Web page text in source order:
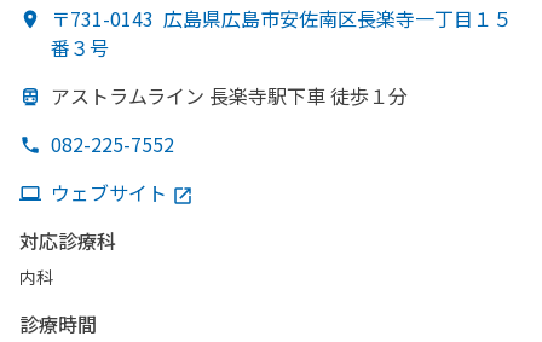
〒731-0143 広島県広島市安佐南区長楽寺一丁目１５
番３号
アストラムライン 長楽寺駅下車 徒歩１分
082-225-7552
ウェブサイト
対応診療科
内科
診療時間